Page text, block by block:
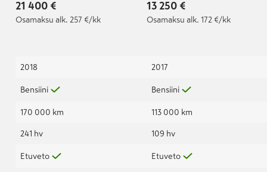
21 400 €
Osamaksu alk. 257 €/kk
2018
Bensiini
170 000 km
241 hv
Etuveto
13 250 €
Osamaksu alk. 172 €/kk
2017
Bensiini
113 000 km
109 hv
Etuveto